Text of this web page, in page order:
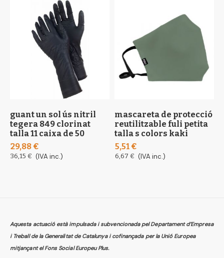
guant un sol ús nitril
tegera 849 clorinat
talla 11 caixa de 50
29,88 €
36,15 € (IVA inc.)
mascareta de protecció
reutilitzable fuli petita
talla s colors kaki
5,51 €
6,67 € (IVA inc.)
Aquesta actuació està impulsada i subvencionada pel Departament d’Empresa
i Treball de la Generalitat de Catalunya i cofinançada per la Unió Europea
mitjançant el Fons Social Europeu Plus.